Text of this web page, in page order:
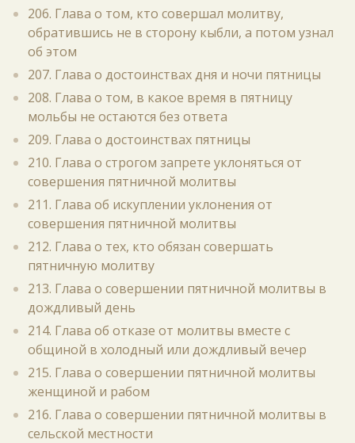
206. Глава о том, кто совершал молитву,
обратившись не в сторону кыбли, а потом узнал
об этом
207. Глава о достоинствах дня и ночи пятницы
208. Глава о том, в какое время в пятницу
мольбы не остаются без ответа
209. Глава о достоинствах пятницы
210. Глава о строгом запрете уклоняться от
совершения пятничной молитвы
211. Глава об искуплении уклонения от
совершения пятничной молитвы
212. Глава о тех, кто обязан совершать
пятничную молитву
213. Глава о совершении пятничной молитвы в
дождливый день
214. Глава об отказе от молитвы вместе с
общиной в холодный или дождливый вечер
215. Глава о совершении пятничной молитвы
женщиной и рабом
216. Глава о совершении пятничной молитвы в
сельской местности